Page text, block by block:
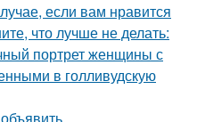
если вам нравится
что лучше не делать:
портрет женщины с
в голливудскую